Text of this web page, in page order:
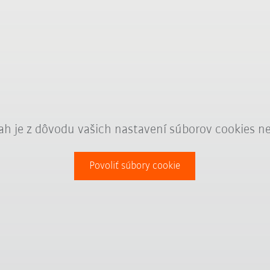
je z dôvodu vašich nastavení súborov cookies
Povoliť súbory cookie